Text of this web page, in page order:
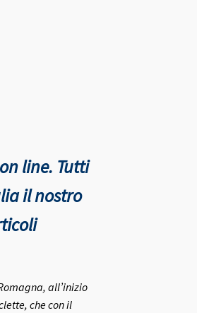
line. Tutti
il nostro
all’inizio
che con il